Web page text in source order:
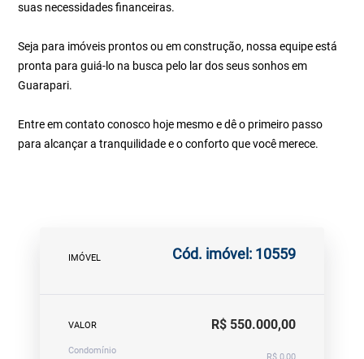
suas necessidades financeiras.
Seja para imóveis prontos ou em construção, nossa equipe está
pronta para guiá-lo na busca pelo lar dos seus sonhos em
Guarapari.
Entre em contato conosco hoje mesmo e dê o primeiro passo
para alcançar a tranquilidade e o conforto que você merece.
IMÓVEL Cód. imóvel: 10559
VALOR R$ 550.000,00
Condomínio